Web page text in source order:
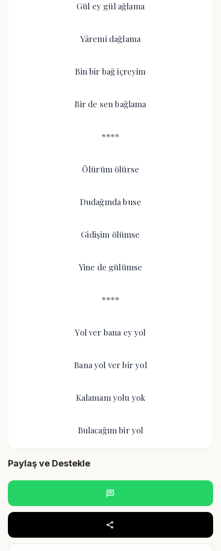
Gül ey gül ağlama
Yâremi dağlama
Bin bir bağ içreyim
Bir de sen bağlama
****
Ölürüm ölürse
Dudağında buse
Gidişim ölümse
Yine de gülümse
****
Yol ver bana ey yol
Bana yol ver bir yol
Kalamam yolu yok
Bulacağım bir yol
Paylaş ve Destekle
chat
share